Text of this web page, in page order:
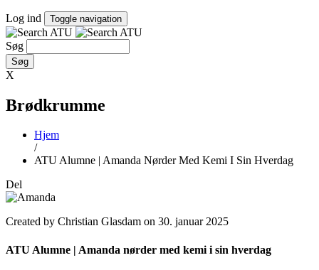
Log ind Toggle navigation
Søg
X
Brødkrumme
Hjem
/
ATU Alumne | Amanda Nørder Med Kemi I Sin Hverdag
Del
Created by Christian Glasdam on 30. januar 2025
ATU Alumne | Amanda nørder med kemi i sin hverdag